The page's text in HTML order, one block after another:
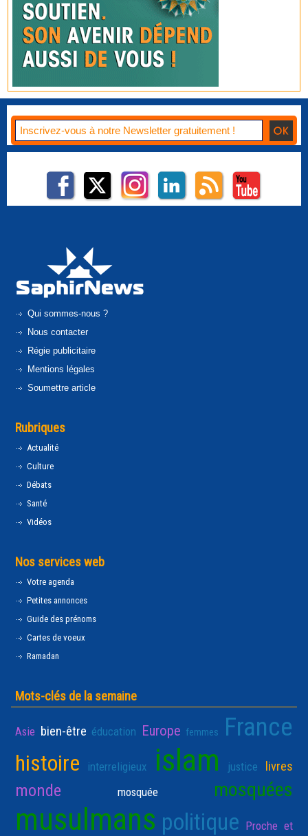
Qui sommes-nous ?
Nous contacter
Régie publicitaire
Mentions légales
Soumettre article
Rubriques
Actualité
Culture
Débats
Santé
Vidéos
Nos services web
Votre agenda
Petites annonces
Guide des prénoms
Cartes de voeux
Ramadan
Mots-clés de la semaine
Asie bien-être éducation Europe femmes France
histoire interreligieux islam justice livres
monde mosquée mosquées
musulmans politique Proche et